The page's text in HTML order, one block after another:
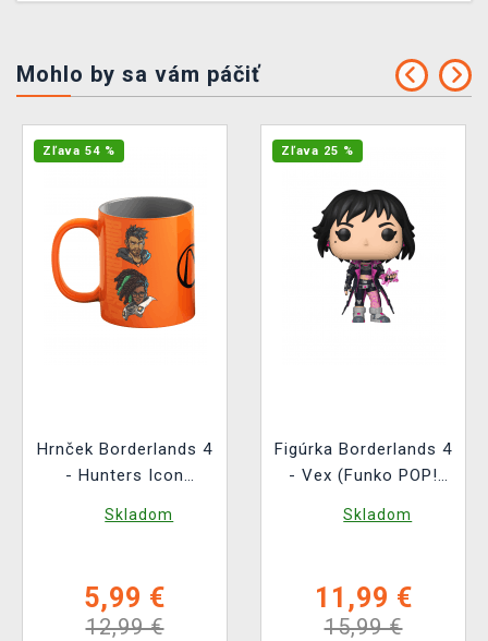
Mohlo by sa vám páčiť
Zľava 54 %
Hrnček Borderlands 4
- Hunters Icon
Skladom
5,99 €
12,99 €
Zľava 25 %
Figúrka Borderlands 4
- Vex (Funko POP!
Skladom
11,99 €
15,99 €